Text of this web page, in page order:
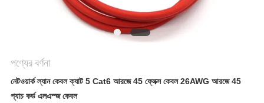
পণ্যের বর্ণনা
নেটওয়ার্ক ল্যান কেবল ক্যাট 5 Cat6 আরজে 45 ফ্লেক্স কেবল 26AWG আরজে 45
প্যাচ কর্ড এলএস্জ কেবল